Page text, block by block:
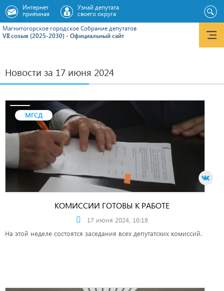
Магнитогорское городское Cобрание депутатов
VII созыв (2025-2030) - Официальный сайт
Интернет
приёмная
Узнай депутата
своего округа
Новости за 17 июня 2024
МГСД
КОМИССИИ ГОТОВЫ К РАБОТЕ
17 июня 2024, 16:18
На этой неделе состоятся заседания всех депутатских комиссий.